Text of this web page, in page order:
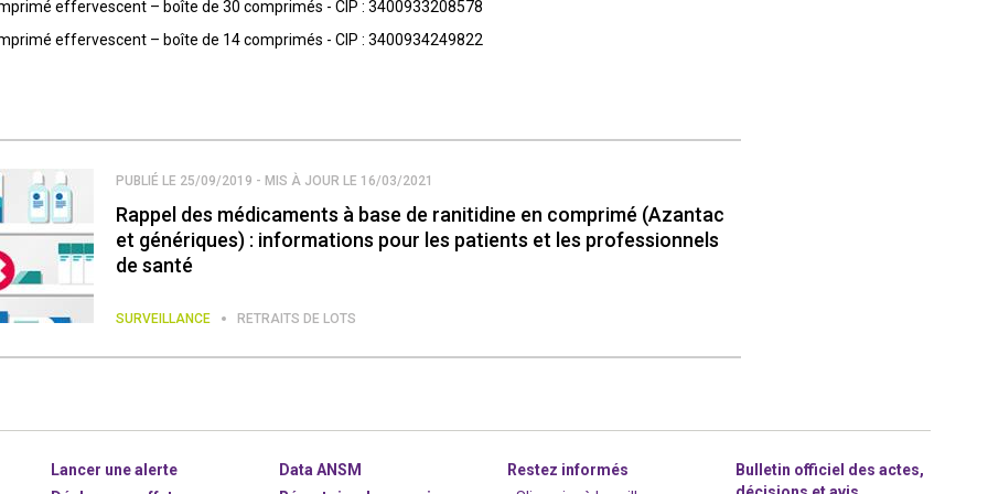
effervescent – boîte de 30 comprimés - CIP : 3400933208578
effervescent – boîte de 14 comprimés - CIP : 3400934249822
PUBLIÉ LE 25/09/2019 - MIS À JOUR LE 16/03/2021
Rappel des médicaments à base de ranitidine en comprimé (Azantac
et génériques) : informations pour les patients et les professionnels
de santé
SURVEILLANCE RETRAITS DE LOTS
Lancer une alerte
Data ANSM
Restez informés
Bulletin officiel des actes,